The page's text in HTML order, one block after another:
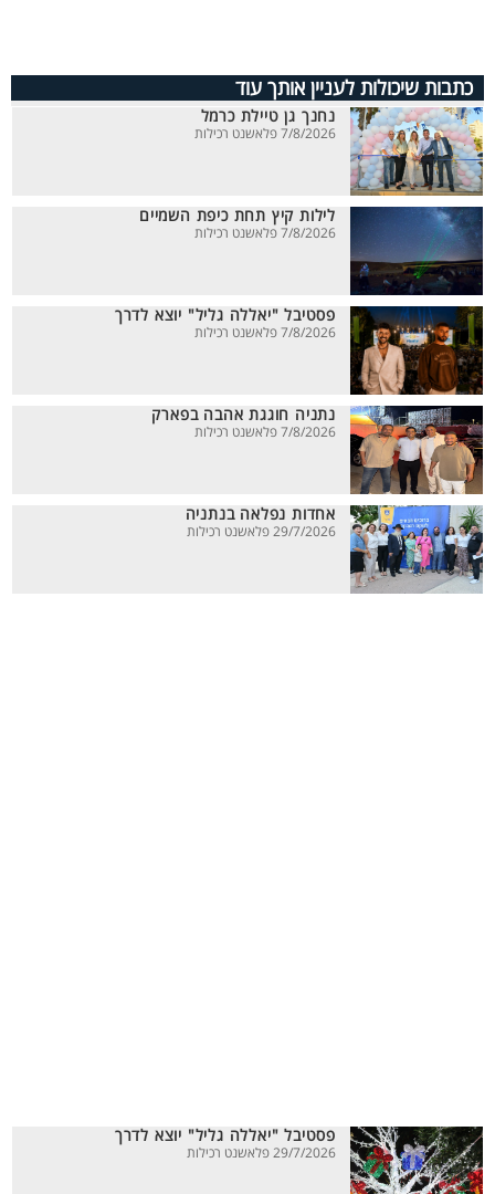
כתבות שיכולות לעניין אותך עוד
נחנך גן טיילת כרמל
7/8/2026 פלאשנט רכילות
לילות קיץ תחת כיפת השמיים
7/8/2026 פלאשנט רכילות
פסטיבל "יאללה גליל" יוצא לדרך
7/8/2026 פלאשנט רכילות
נתניה חוגגת אהבה בפארק
7/8/2026 פלאשנט רכילות
אחדות נפלאה בנתניה
29/7/2026 פלאשנט רכילות
פסטיבל "יאללה גליל" יוצא לדרך
29/7/2026 פלאשנט רכילות